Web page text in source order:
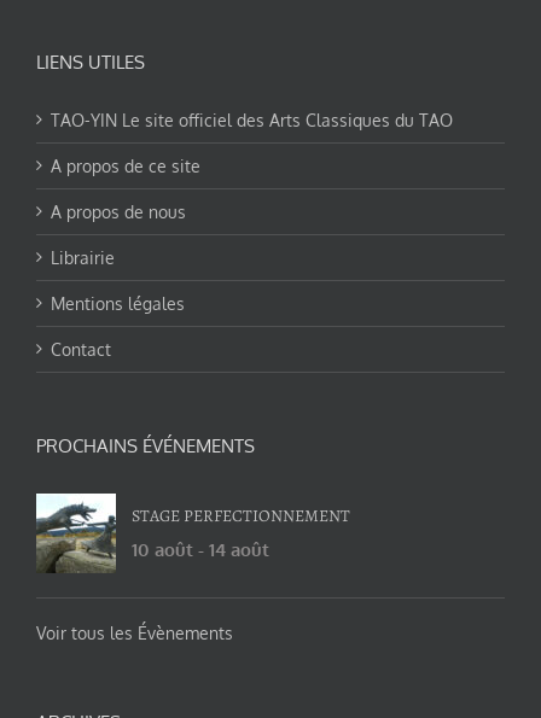
LIENS UTILES
TAO-YIN Le site officiel des Arts Classiques du TAO
A propos de ce site
A propos de nous
Librairie
Mentions légales
Contact
PROCHAINS ÉVÉNEMENTS
STAGE PERFECTIONNEMENT
10 août - 14 août
Voir tous les Évènements